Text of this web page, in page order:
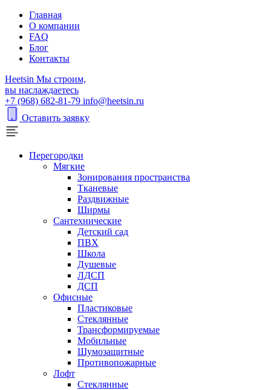
Главная
О компании
FAQ
Блог
Контакты
Heetsin Мы строим,
вы наслаждаетесь
+7 (968) 682-81-79 info@heetsin.ru
Оставить заявку
Перегородки
Мягкие
Зонирования пространства
Тканевые
Раздвижные
Ширмы
Сантехнические
Детский сад
ПВХ
Школа
Душевые
ЛДСП
ДСП
Офисные
Пластиковые
Стеклянные
Трансформируемые
Мобильные
Шумозащитные
Противопожарные
Лофт
Стеклянные